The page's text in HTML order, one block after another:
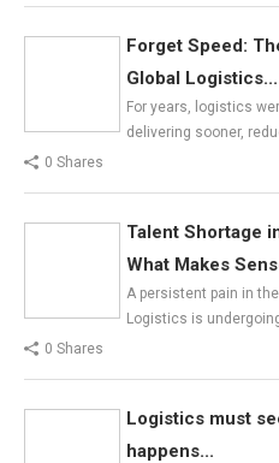
Forget Speed:
Global Logistics...
For years, logistics
delivering sooner,
0 Shares
Talent Shortage
What Makes
A persistent pain in
Logistics is
0 Shares
Logistics must
happens...